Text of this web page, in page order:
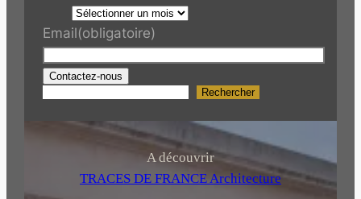
Email(obligatoire)
Contactez-nous
Rechercher
A découvrir
TRACES DE FRANCE Architecture